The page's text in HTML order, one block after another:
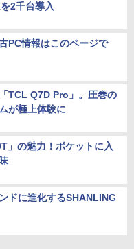
2千台導入
PC情報はこのページで
TCL Q7D Pro」。圧巻の
が極上体験に
」の魅力！ポケットに入
ドに進化するSHANLING